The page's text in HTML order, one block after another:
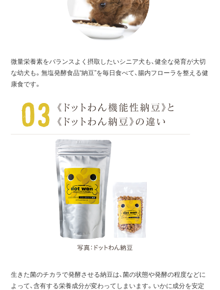
微量栄養素をバランスよく摂取したいシニア犬も、健全な発育が大切
な幼犬も。無塩発酵食品“納豆”を毎日食べて、腸内フローラを整える健
康食です。
生きた菌のチカラで発酵させる納豆は、菌の状態や発酵の程度などに
よって、含有する栄養成分が変わってしまいます。いかに成分を安定